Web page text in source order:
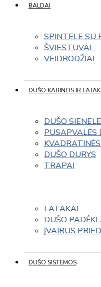
BALDAI
SPINTELE SU
ŠVIESTUVAI
VEIDRODŽIAI
DUŠO KABINOS IR
DUŠO
PUSAPVALĖS
DUŠO DURYS
TRAPAI
LATAKAI
DUŠO
ĮVAIRUS
DUŠO SISTEMOS